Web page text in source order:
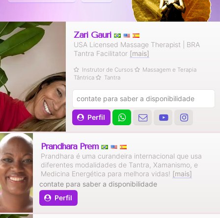
Zari Gauri
USA Licensed Massage Therapist | BRA
Tantra Facilitator [mais]
Instrutor de Cursos
Massagem e Terapia
Tântrica
Tantra
Perfil
contate para saber a disponibilidade
Prandhara Prem
Prandhara é uma curandeira internacional que usa
diferentes modalidades de Tantra, Xamanismo, e
Medicina Energética para melhora vidas! [mais]
Perfil
contate para saber a disponibilidade